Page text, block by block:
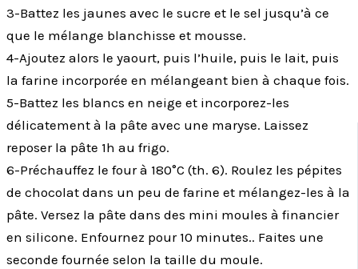
3-Battez les jaunes avec le sucre et le sel jusqu’à ce
que le mélange blanchisse et mousse.
4-Ajoutez alors le yaourt, puis l’huile, puis le lait, puis
la farine incorporée en mélangeant bien à chaque fois.
5-Battez les blancs en neige et incorporez-les
délicatement à la pâte avec une maryse. Laissez
reposer la pâte 1h au frigo.
6-Préchauffez le four à 180°C (th. 6). Roulez les pépites
de chocolat dans un peu de farine et mélangez-les à la
pâte. Versez la pâte dans des mini moules à financier
en silicone. Enfournez pour 10 minutes.. Faites une
seconde fournée selon la taille du moule.